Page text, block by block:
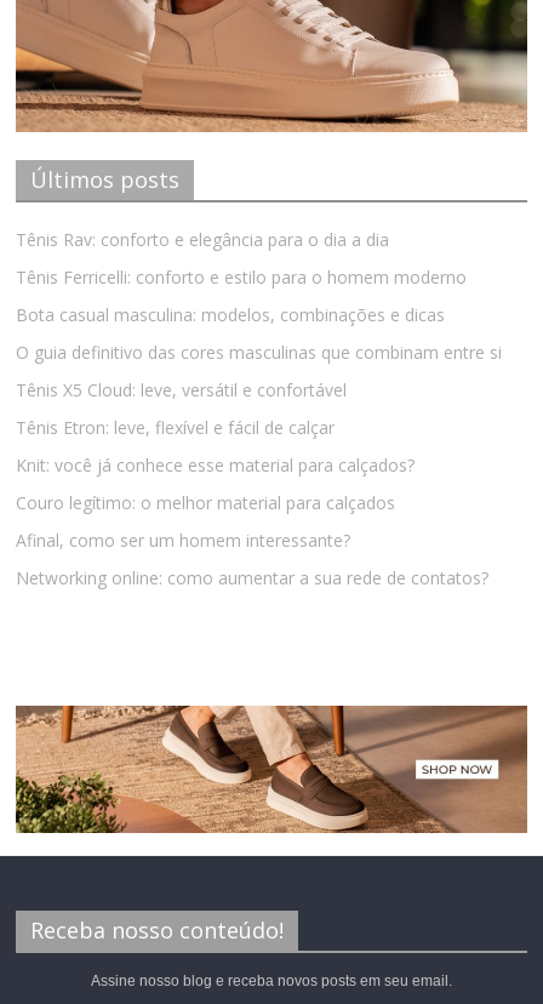
Últimos posts
Tênis Rav: conforto e elegância para o dia a dia
Tênis Ferricelli: conforto e estilo para o homem moderno
Bota casual masculina: modelos, combinações e dicas
O guia definitivo das cores masculinas que combinam entre si
Tênis X5 Cloud: leve, versátil e confortável
Tênis Etron: leve, flexível e fácil de calçar
Knit: você já conhece esse material para calçados?
Couro legítimo: o melhor material para calçados
Afinal, como ser um homem interessante?
Networking online: como aumentar a sua rede de contatos?
Receba nosso conteúdo!
Assine nosso blog e receba novos posts em seu email.